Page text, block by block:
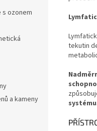
ozonem
a kameny
tekutin